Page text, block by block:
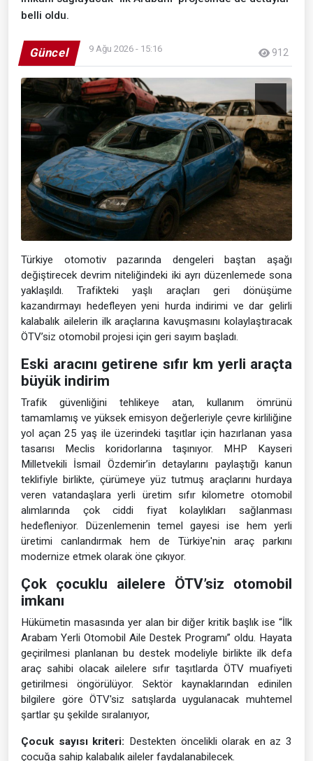
belli oldu.
Güncel 9 Ağu 2026 - 15:16 912
Türkiye otomotiv pazarında dengeleri baştan aşağı
değiştirecek devrim niteliğindeki iki ayrı düzenlemede sona
yaklaşıldı. Trafikteki yaşlı araçları geri dönüşüme
kazandırmayı hedefleyen yeni hurda indirimi ve dar gelirli
kalabalık ailelerin ilk araçlarına kavuşmasını kolaylaştıracak
ÖTV’siz otomobil projesi için geri sayım başladı.
Eski aracını getirene sıfır km yerli araçta
büyük indirim
Trafik güvenliğini tehlikeye atan, kullanım ömrünü
tamamlamış ve yüksek emisyon değerleriyle çevre kirliliğine
yol açan 25 yaş ile üzerindeki taşıtlar için hazırlanan yasa
tasarısı Meclis koridorlarına taşınıyor. MHP Kayseri
Milletvekili İsmail Özdemir’in detaylarını paylaştığı kanun
teklifiyle birlikte, çürümeye yüz tutmuş araçlarını hurdaya
veren vatandaşlara yerli üretim sıfır kilometre otomobil
alımlarında çok ciddi fiyat kolaylıkları sağlanması
hedefleniyor. Düzenlemenin temel gayesi ise hem yerli
üretimi canlandırmak hem de Türkiye'nin araç parkını
modernize etmek olarak öne çıkıyor.
Çok çocuklu ailelere ÖTV’siz otomobil
imkanı
Hükümetin masasında yer alan bir diğer kritik başlık ise “İlk
Arabam Yerli Otomobil Aile Destek Programı” oldu. Hayata
geçirilmesi planlanan bu destek modeliyle birlikte ilk defa
araç sahibi olacak ailelere sıfır taşıtlarda ÖTV muafiyeti
getirilmesi öngörülüyor. Sektör kaynaklarından edinilen
bilgilere göre ÖTV'siz satışlarda uygulanacak muhtemel
şartlar şu şekilde sıralanıyor,
Çocuk sayısı kriteri: Destekten öncelikli olarak en az 3
çocuğa sahip kalabalık aileler faydalanabilecek.